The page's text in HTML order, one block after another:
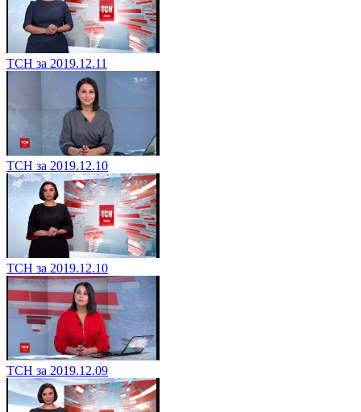
ТСН за 2019.12.11
ТСН за 2019.12.10
ТСН за 2019.12.10
ТСН за 2019.12.09